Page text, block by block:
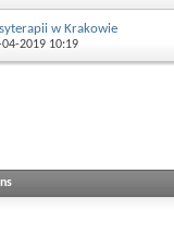
w Krakowie
04-2019 10:19